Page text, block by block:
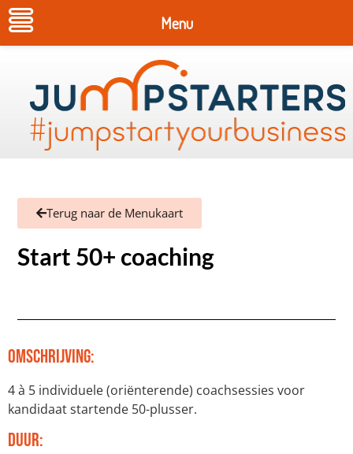
Terug naar de Menukaart
Start 50+ coaching
Omschrijving:
4 à 5 individuele (oriënterende) coachsessies voor
kandidaat startende 50-plusser.
Duur:
Menu